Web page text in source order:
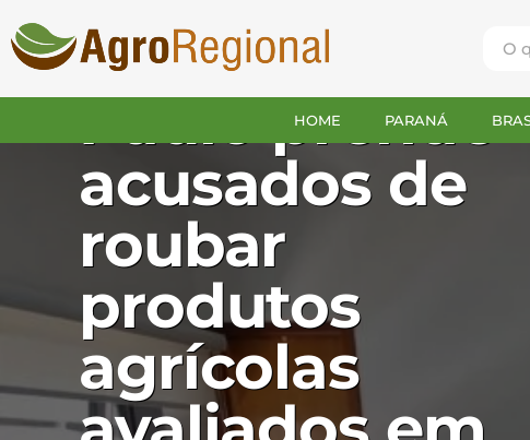
HOME PARANÁ
PM de São
Paulo prende
acusados de
roubar
produtos
agrícolas